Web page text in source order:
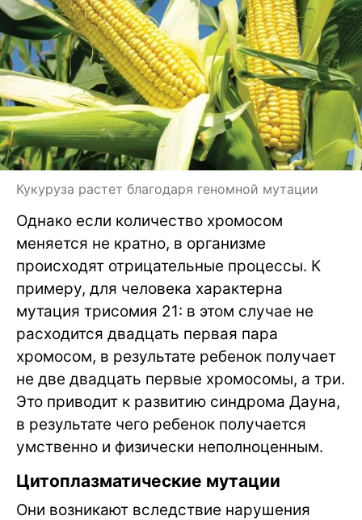
Кукуруза растет благодаря геномной мутации
Однако если количество хромосом
меняется не кратно, в организме
происходят отрицательные процессы. К
примеру, для человека характерна
мутация трисомия 21: в этом случае не
расходится двадцать первая пара
хромосом, в результате ребенок получает
не две двадцать первые хромосомы, а три.
Это приводит к развитию синдрома Дауна,
в результате чего ребенок получается
умственно и физически неполноценным.
Цитоплазматические мутации
Они возникают вследствие нарушения